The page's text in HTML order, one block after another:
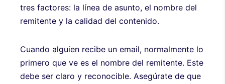
tres factores: la línea de asunto, el nombre del
remitente y la calidad del contenido.
Cuando alguien recibe un email, normalmente lo
primero que ve es el nombre del remitente. Este
debe ser claro y reconocible. Asegúrate de que